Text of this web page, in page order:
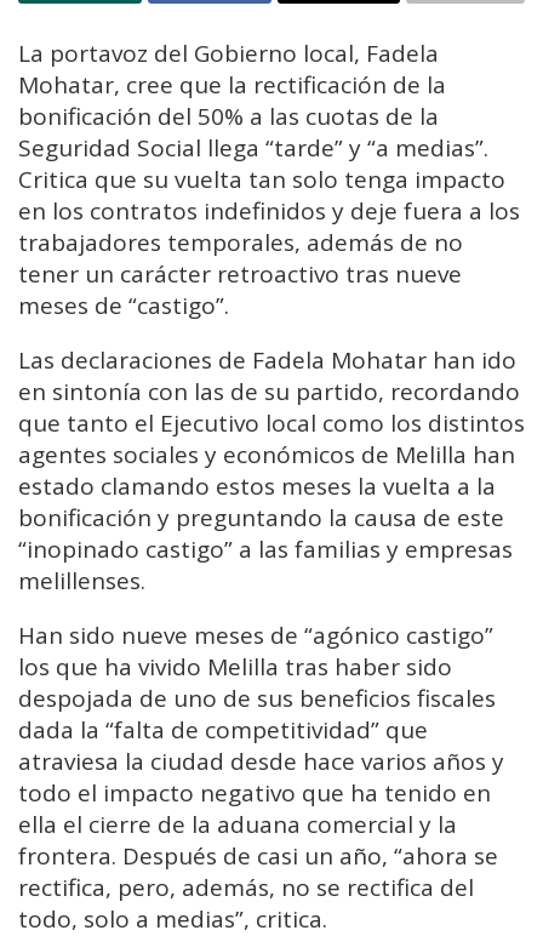
La portavoz del Gobierno local, Fadela
Mohatar, cree que la rectificación de la
bonificación del 50% a las cuotas de la
Seguridad Social llega “tarde” y “a medias”.
Critica que su vuelta tan solo tenga impacto
en los contratos indefinidos y deje fuera a los
trabajadores temporales, además de no
tener un carácter retroactivo tras nueve
meses de “castigo”.
Las declaraciones de Fadela Mohatar han ido
en sintonía con las de su partido, recordando
que tanto el Ejecutivo local como los distintos
agentes sociales y económicos de Melilla han
estado clamando estos meses la vuelta a la
bonificación y preguntando la causa de este
“inopinado castigo” a las familias y empresas
melillenses.
Han sido nueve meses de “agónico castigo”
los que ha vivido Melilla tras haber sido
despojada de uno de sus beneficios fiscales
dada la “falta de competitividad” que
atraviesa la ciudad desde hace varios años y
todo el impacto negativo que ha tenido en
ella el cierre de la aduana comercial y la
frontera. Después de casi un año, “ahora se
rectifica, pero, además, no se rectifica del
todo, solo a medias”, critica.